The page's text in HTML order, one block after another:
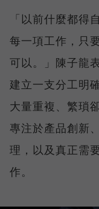
「以前什麼都得
每一項工作，只
可以。」陳子龍
建立一支分工明
大量重複、繁瑣
專注於產品創新
理，以及真正需
作。